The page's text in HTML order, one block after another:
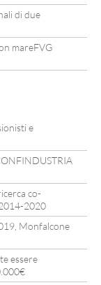
di due
mareFVG
e
co-
2020
Monfalcone
essere